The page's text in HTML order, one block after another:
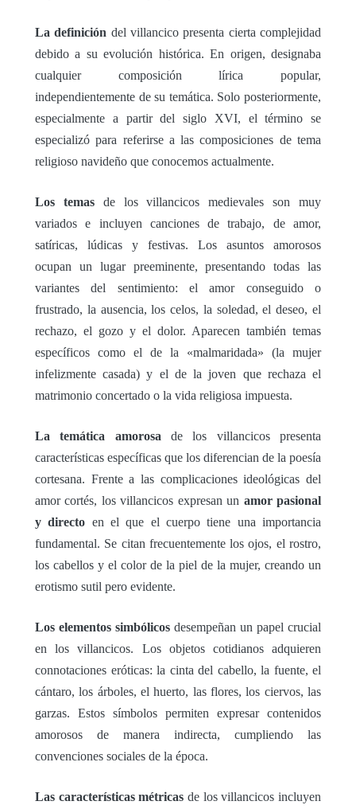
La definición del villancico presenta cierta complejidad
debido a su evolución histórica. En origen, designaba
cualquier composición lírica popular,
independientemente de su temática. Solo posteriormente,
especialmente a partir del siglo XVI, el término se
especializó para referirse a las composiciones de tema
religioso navideño que conocemos actualmente.
Los temasde los villancicos medievales son muy
variados e incluyen canciones de trabajo, de amor,
satíricas, lúdicas y festivas. Los asuntos amorosos
ocupan un lugar preeminente, presentando todas las
variantes del sentimiento: el amor conseguido o
frustrado, la ausencia, los celos, la soledad, el deseo, el
rechazo, el gozo y el dolor. Aparecen también temas
específicos como el de la «malmaridada» (la mujer
infelizmente casada) y el de la joven que rechaza el
matrimonio concertado o la vida religiosa impuesta.
La temática amorosa de los villancicos presenta
características específicas que los diferencian de la poesía
cortesana. Frente a las complicaciones ideológicas del
amor cortés, los villancicos expresan un amor pasional
y directo en el que el cuerpo tiene una importancia
fundamental. Se citan frecuentemente los ojos, el rostro,
los cabellos y el color de la piel de la mujer, creando un
erotismo sutil pero evidente.
Los elementos simbólicos desempeñan un papel crucial
en los villancicos. Los objetos cotidianos adquieren
connotaciones eróticas: la cinta del cabello, la fuente, el
cántaro, los árboles, el huerto, las flores, los ciervos, las
garzas. Estos símbolos permiten expresar contenidos
amorosos de manera indirecta, cumpliendo las
convenciones sociales de la época.
Las características métricas de los villancicos incluyen